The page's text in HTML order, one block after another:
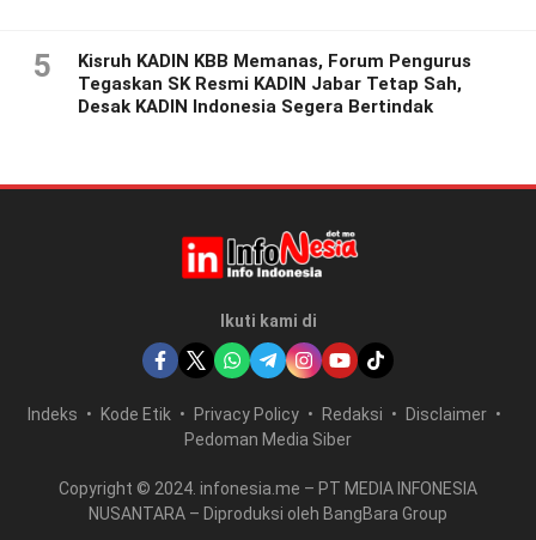
5
Kisruh KADIN KBB Memanas, Forum Pengurus
Tegaskan SK Resmi KADIN Jabar Tetap Sah,
Desak KADIN Indonesia Segera Bertindak
Ikuti kami di
Indeks Kode Etik Privacy Policy Redaksi
Disclaimer
Pedoman Media Siber
Copyright © 2024. infonesia.me – PT MEDIA INFONESIA
NUSANTARA – Diproduksi oleh BangBara Group